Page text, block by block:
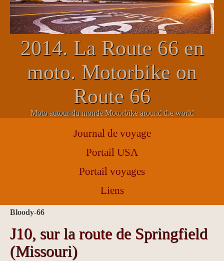
2014. La Route 66 en
moto. Motorbike on
Route 66
Moto autour du monde Motorbike around the world
Journal de voyage
Portail USA
Portail voyages
Liens
bloody-66
J10, sur la route de Springfield
(Missouri)